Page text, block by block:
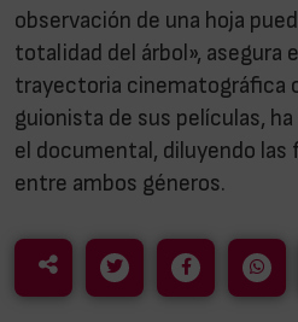
observación de una hoja
totalidad del árbol», asegura
trayectoria cinematográfica
guionista de sus películas,
el documental, diluyendo
entre ambos géneros.